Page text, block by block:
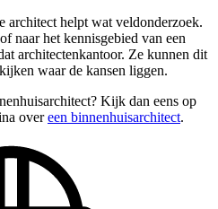
architect helpt wat veldonderzoek.
naar het kennisgebied van een
architectenkantoor. Ze kunnen dit
waar de kansen liggen.
Kijk dan eens op
overeen binnenhuisarchitect.